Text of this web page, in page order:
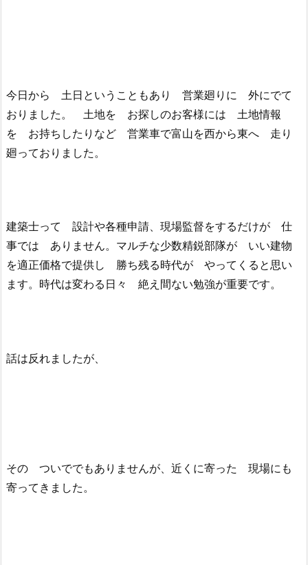
今日から 土日ということもあり 営業廻りに 外にでて
おりました。 土地を お探しのお客様には 土地情報
を お持ちしたりなど 営業車で富山を西から東へ 走り
廻っておりました。
建築士って 設計や各種申請、現場監督をするだけが 仕
事では ありません。マルチな少数精鋭部隊が いい建物
を適正価格で提供し 勝ち残る時代が やってくると思い
ます。時代は変わる日々 絶え間ない勉強が重要です。
話は反れましたが、
その ついででもありませんが、近くに寄った 現場にも
寄ってきました。